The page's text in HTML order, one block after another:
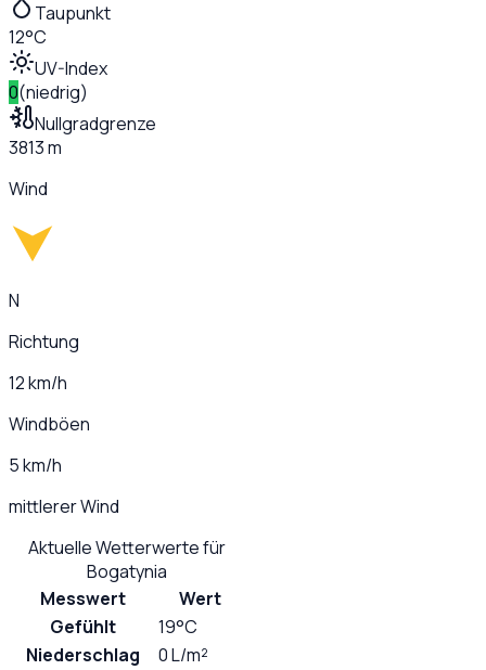
Taupunkt
12°C
UV-Index
0(niedrig)
Nullgradgrenze
3813 m
Wind
N
Richtung
12 km/h
Windböen
5 km/h
mittlerer Wind
Aktuelle Wetterwerte für
Bogatynia
Messwert
Wert
Gefühlt
19°C
Niederschlag
0 L/m²